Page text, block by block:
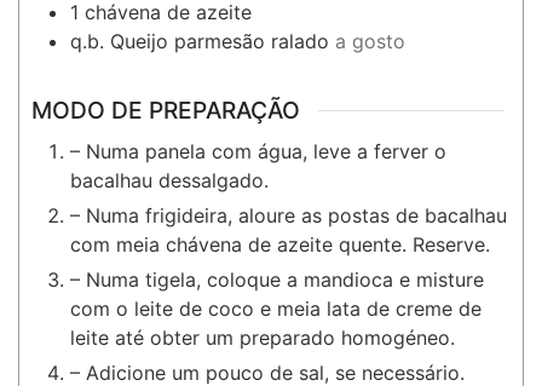
1 chávena de azeite
q.b. Queijo parmesão ralado a gosto
MODO DE PREPARAÇÃO
– Numa panela com água, leve a ferver o
bacalhau dessalgado.
– Numa frigideira, aloure as postas de bacalhau
com meia chávena de azeite quente. Reserve.
– Numa tigela, coloque a mandioca e misture
com o leite de coco e meia lata de creme de
leite até obter um preparado homogéneo.
– Adicione um pouco de sal, se necessário.